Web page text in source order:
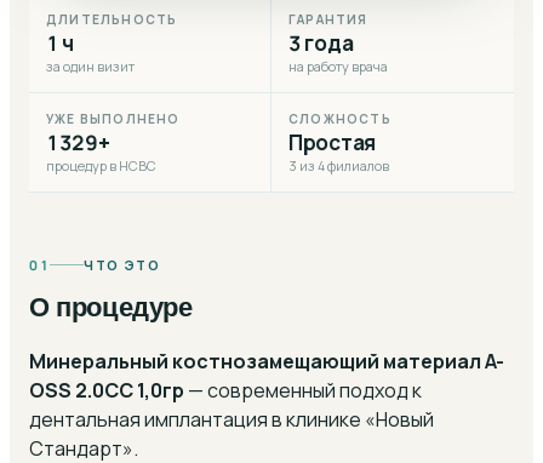
ДЛИТЕЛЬНОСТЬ
1 ч
за один визит
ГАРАНТИЯ
3 года
на работу врача
УЖЕ ВЫПОЛНЕНО
1329+
процедур в НСВС
СЛОЖНОСТЬ
Простая
3 из 4 филиалов
01 ЧТО ЭТО
О процедуре
Минеральный костнозамещающий материал A-
OSS 2.0CC 1,0гр — современный подход к
дентальная имплантацияв клинике «Новый
Стандарт».